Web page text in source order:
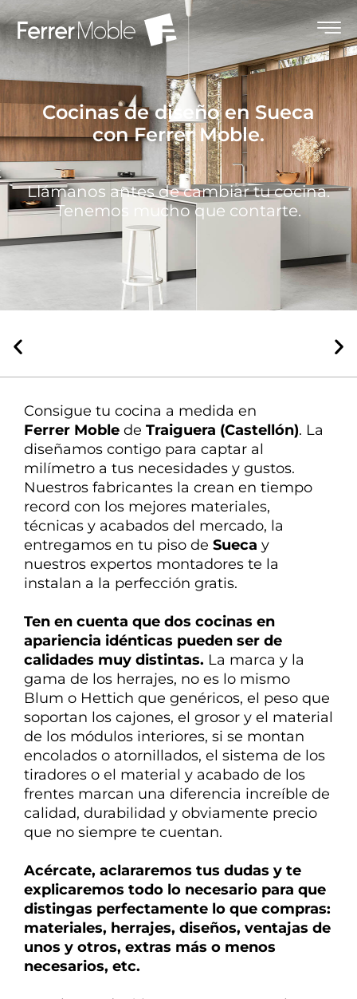
Cocinas de diseño en Sueca
con Ferrer Moble.
Llámanos antes de cambiar tu cocina.
Tenemos mucho que contarte.
Rápido y
Entrega y
montaje
profesional
Consigue tu cocina a medida en
Ferrer Moble de Traiguera (Castellón). La
diseñamos contigo para captar al
milímetro a tus necesidades y gustos.
Nuestros fabricantes la crean en tiempo
record con los mejores materiales,
técnicas y acabados del mercado, la
entregamos en tu piso de Sueca y
nuestros expertos montadores te la
instalan a la perfección gratis.
Ten en cuenta que dos cocinas en
apariencia idénticas pueden ser de
calidades muy distintas. La marca y la
gama de los herrajes, no es lo mismo
Blum o Hettich que genéricos, el peso que
soportan los cajones, el grosor y el material
de los módulos interiores, si se montan
encolados o atornillados, el sistema de los
tiradores o el material y acabado de los
frentes marcan una diferencia increíble de
calidad, durabilidad y obviamente precio
que no siempre te cuentan.
Acércate, aclararemos tus dudas y te
explicaremos todo lo necesario para que
distingas perfectamente lo que compras:
materiales, herrajes, diseños, ventajas de
unos y otros, extras más o menos
necesarios, etc.